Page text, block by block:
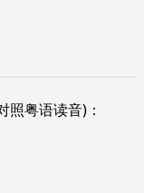
照粤语读音)：